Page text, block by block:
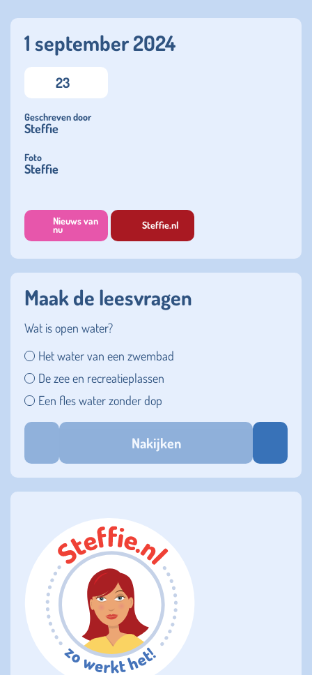
1 september 2024
23
Geschreven door
Steffie
Foto
Steffie
Nieuws van
nu Steffie.nl
Maak de leesvragen
Wat is open water?
Het water van een zwembad
De zee en recreatieplassen
Een fles water zonder dop
Nakijken